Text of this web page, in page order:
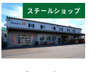
スチールショップ